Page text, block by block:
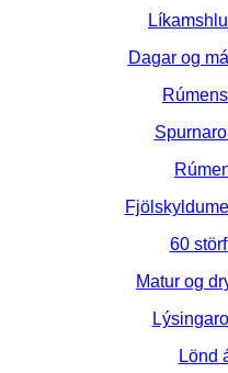
Dagar og
60
Matur og
Lönd